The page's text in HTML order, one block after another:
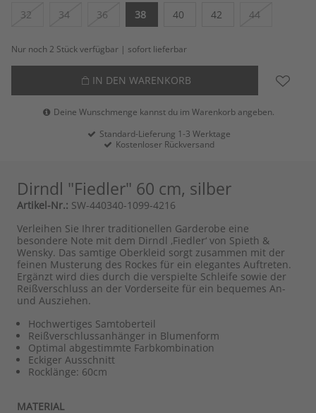
32
34 36 38 40 42 44
Nur noch 2 Stück verfügbar | sofort lieferbar
IN DEN WARENKORB
Deine Wunschmenge kannst du im Warenkorb angeben.
Standard-Lieferung 1-3 Werktage
Kostenloser Rückversand
Dirndl "Fiedler" 60 cm, silber
Artikel-Nr.: SW-440340-1099-4216
Verleihen Sie Ihrer traditionellen Garderobe eine
besondere Note mit dem Dirndl ‚Fiedler‘ von Spieth &
Wensky. Das samtige Oberkleid sorgt zusammen mit der
feinen Musterung des Rockes für ein elegantes Auftreten.
Ergänzt wird dies durch die verspielte Schleife sowie der
Reißverschluss an der Vorderseite für ein bequemes An-
und Ausziehen.
Hochwertiges Samtoberteil
Reißverschlussanhänger in Blumenform
Optimal abgestimmte Farbkombination
Eckiger Ausschnitt
Rocklänge: 60cm
MATERIAL